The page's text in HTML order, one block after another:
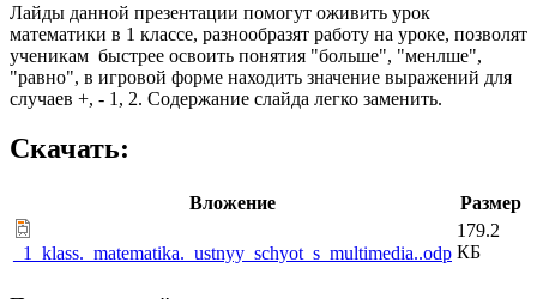
Лайды данной презентации помогут оживить урок
математики в 1 классе, разнообразят работу на уроке, позволят
ученикам быстрее освоить понятия "больше", "менлше",
"равно", в игровой форме находить значение выражений для
случаев +, - 1, 2. Содержание слайда легко заменить.
Скачать:
Вложение Размер
_1_klass._matematika._ustnyy_schyot_s_multimedia..odp
179.2
КБ